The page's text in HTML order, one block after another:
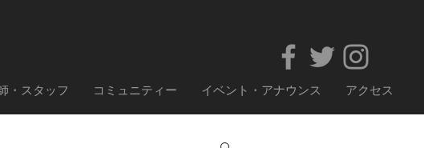
・スタッフ コミュニティー イベント・アナウンス アクセス